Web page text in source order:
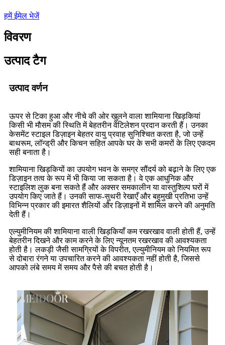
हमें ईमेल भेजें
विवरण
उत्पाद टैग
उत्पाद वर्णन
ऊपर से टिका हुआ और नीचे की ओर खुलने वाला शामियाना खिड़कियां
किसी भी मौसम की स्थिति में बेहतरीन वेंटिलेशन प्रदान करती हैं। उनका
केसमेंट स्टाइल डिज़ाइन बेहतर वायु प्रवाह सुनिश्चित करता है, जो उन्हें
बाथरूम, लॉन्ड्री और किचन सहित आपके घर के सभी कमरों के लिए एकदम
सही बनाता है।
शामियाना खिड़कियों का उपयोग भवन के समग्र सौंदर्य को बढ़ाने के लिए एक
डिज़ाइन तत्व के रूप में भी किया जा सकता है। वे एक आधुनिक और
स्टाइलिश लुक बना सकते हैं और अक्सर समकालीन या वास्तुशिल्प घरों में
उपयोग किए जाते हैं। उनकी साफ-सुथरी रेखाएँ और बहुमुखी प्रतिभा उन्हें
विभिन्न प्रकार की इमारत शैलियों और डिज़ाइनों में शामिल करने की अनुमति
देती हैं।
एल्युमीनियम की शामियाना वाली खिड़कियाँ कम रखरखाव वाली होती हैं, उन्हें
बेहतरीन दिखने और काम करने के लिए न्यूनतम रखरखाव की आवश्यकता
होती है। लकड़ी जैसी सामग्रियों के विपरीत, एल्युमीनियम को नियमित रूप
से दोबारा रंगने या उपचारित करने की आवश्यकता नहीं होती है, जिससे
आपको लंबे समय में समय और पैसे की बचत होती है।